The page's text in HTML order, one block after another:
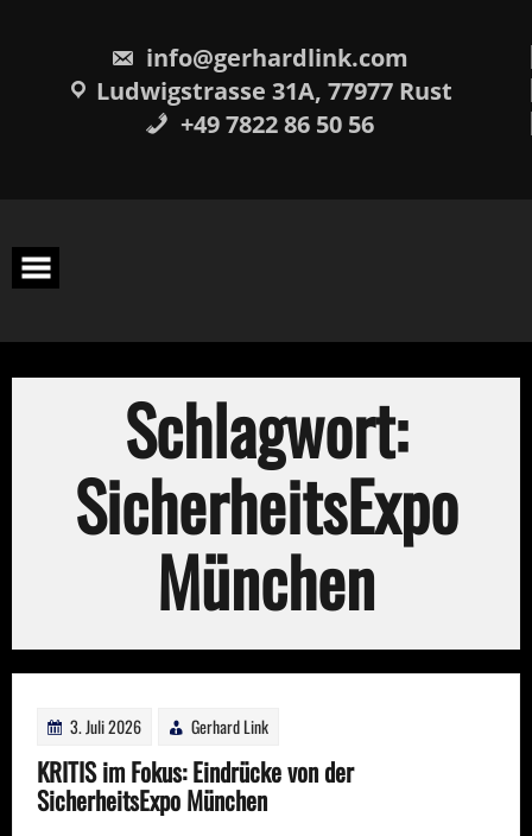
info@gerhardlink.com
Ludwigstrasse 31A, 77977 Rust
+49 7822 86 50 56
Schlagwort:
SicherheitsExpo
München
3. Juli 2026 Gerhard Link
KRITIS im Fokus: Eindrücke von der
SicherheitsExpo München